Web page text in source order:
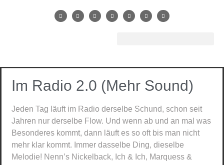
Im Radio 2.0 (Mehr Sound)
Jeden Tag läuft im Radio derselbe Schund, schon seit
Jahren nur derselbe Flow. Und wenn ab und an mal was
Besonderes kommt, dann läuft es so oft bis man nicht
mehr klar kommt. Immer dasselbe Ding, dieselbe
Melodie! Nenn’s Nickelback, Ich & Ich, Marquess &